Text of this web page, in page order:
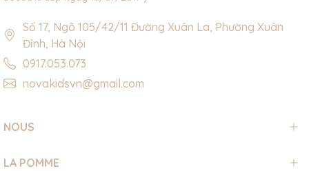
Số 17, Ngõ 105/42/11 Đường Xuân La, Phường Xuân
Đỉnh, Hà Nội
0917.053.073
novakidsvn@gmail.com
NOUS
LA POMME